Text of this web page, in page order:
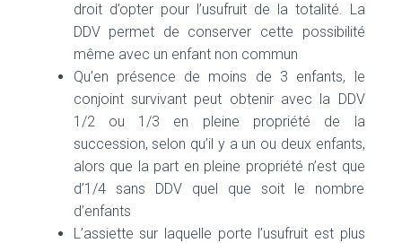
droit d’opter pour l’usufruit de la totalité. La
DDV permet de conserver cette possibilité
même avec un enfant non commun
Qu’en présence de moins de 3 enfants, le
conjoint survivant peut obtenir avec la DDV
1/2 ou 1/3 en pleine propriété de la
succession, selon qu’il y a un ou deux enfants,
alors que la part en pleine propriété n’est que
d’1/4 sans DDV quel que soit le nombre
d’enfants
L’assiette sur laquelle porte l’usufruit est plus